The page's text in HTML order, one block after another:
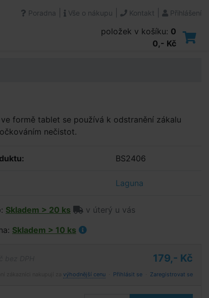
Poradna Vše o nákupu Kontakt Přihlášení
položek v košíku: 0
0,- Kč
formě tablet se používá k odstranění zákalu
nečistot.
BS2406
Laguna
Skladem > 20 ks
v úterý u vás
Skladem > 10 ks
179,- Kč
výhodnější cenu Přihlásit se Zaregistrovat se